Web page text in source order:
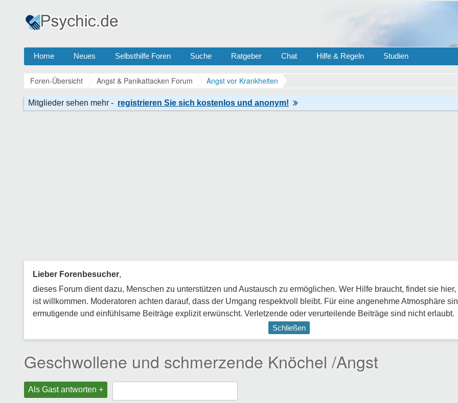
Home Neues Selbsthilfe Foren Suche Ratgeber Chat Hilfe & Regeln Studien
Foren-Übersicht Angst & Panikattacken Forum Angst vor Krankheiten
Lieber Forenbesucher,
dieses Forum dient dazu, Menschen zu unterstützen und Austausch zu ermöglichen. Wer Hilfe braucht, findet sie
ist willkommen. Moderatoren achten darauf, dass der Umgang respektvoll bleibt. Für eine angenehme Atmosphäre
ermutigende und einfühlsame Beiträge explizit erwünscht. Verletzende oder verurteilende Beiträge sind nicht erlaubt.
Schließen
Geschwollene und schmerzende Knöchel /Angst
Als Gast antworten +